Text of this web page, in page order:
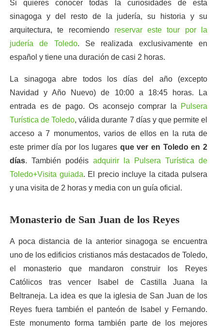
Si quieres conocer todas la curiosidades de esta
sinagoga y del resto de la judería, su historia y su
arquitectura, te recomiendo reservar este tour por la
judería de Toledo. Se realizada exclusivamente en
español y tiene una duración de casi 2 horas.
La sinagoga abre todos los días del año (excepto
Navidad y Año Nuevo) de 10:00 a 18:45 horas. La
entrada es de pago. Os aconsejo comprar la
Pulsera
Turística de Toledo, válida durante 7 días y que permite el
acceso a 7 monumentos, varios de ellos en la ruta de
este primer día por los lugares que ver en Toledo en 2
días. También podéis adquirir la Pulsera Turística de
Toledo+Visita guiada. El precio incluye la citada pulsera
y una visita de 2 horas y media con un guía oficial.
Monasterio de San Juan de los Reyes
A poca distancia de la anterior sinagoga se encuentra
uno de los edificios cristianos más destacados de Toledo,
el monasterio que mandaron construir los Reyes
Católicos tras vencer Isabel de Castilla Juana la
Beltraneja. La idea es que la iglesia de San Juan de los
Reyes fuera también el panteón de Isabel y Fernando.
Este monumento forma también parte de los mejores